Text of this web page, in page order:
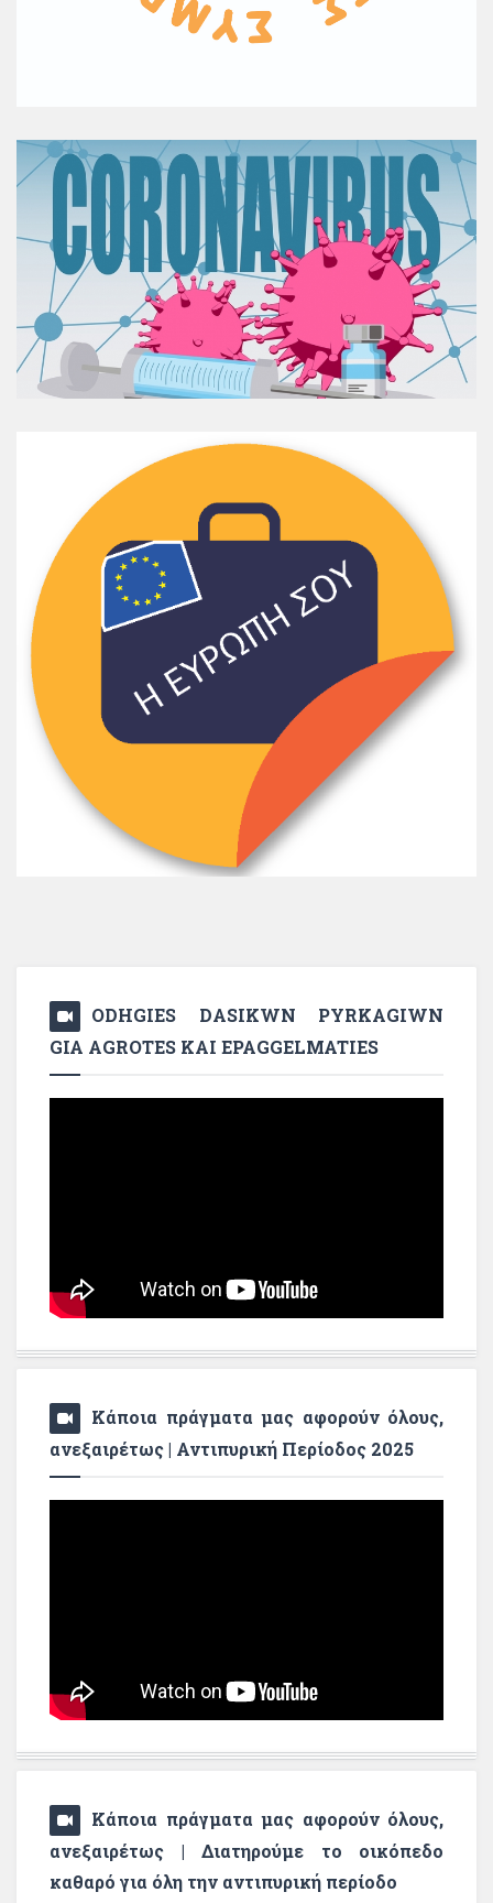
ODHGIES DASIKWN PYRKAGIWN
GIA AGROTES KAI EPAGGELMATIES
Κάποια πράγματα μας αφορούν όλους,
ανεξαιρέτως | Αντιπυρική Περίοδος 2025
Κάποια πράγματα μας αφορούν όλους,
ανεξαιρέτως | Διατηρούμε το οικόπεδο
καθαρό για όλη την αντιπυρική περίοδο